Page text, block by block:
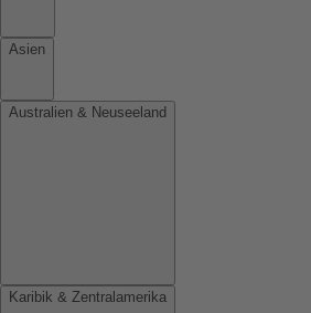
Asien
Australien & Neuseeland
Karibik & Zentralamerika